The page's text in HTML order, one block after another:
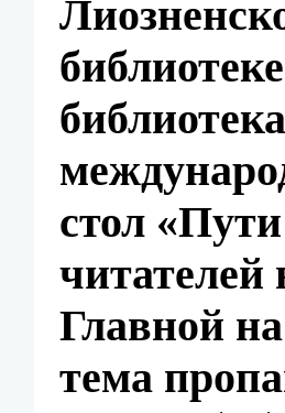
стол
читателей
Главной
тема